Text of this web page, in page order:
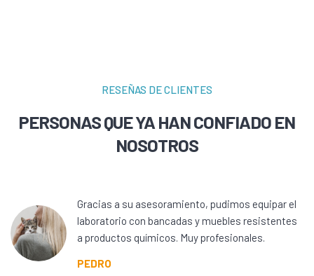
RESEÑAS DE CLIENTES
PERSONAS QUE YA HAN CONFIADO EN
NOSOTROS
Gracias a su asesoramiento, pudimos equipar el
laboratorio con bancadas y muebles resistentes
a productos químicos. Muy profesionales.
PEDRO